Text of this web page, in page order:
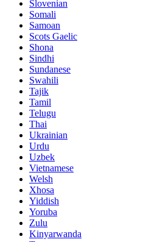
Slovenian
Somali
Samoan
Scots Gaelic
Shona
Sindhi
Sundanese
Swahili
Tajik
Tamil
Telugu
Thai
Ukrainian
Urdu
Uzbek
Vietnamese
Welsh
Xhosa
Yiddish
Yoruba
Zulu
Kinyarwanda